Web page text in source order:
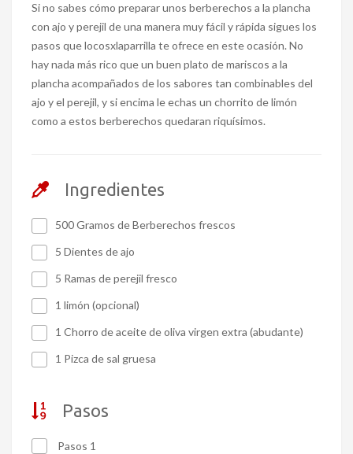
Si no sabes cómo preparar unos berberechos a la plancha
con ajo y perejil de una manera muy fácil y rápida sigues los
pasos que locosxlaparrilla te ofrece en este ocasión. No
hay nada más rico que un buen plato de mariscos a la
plancha acompañados de los sabores tan combinables del
ajo y el perejil, y si encima le echas un chorrito de limón
como a estos berberechos quedaran riquísimos.
Ingredientes
500 Gramos de Berberechos frescos
5 Dientes de ajo
5 Ramas de perejil fresco
1 limón (opcional)
1 Chorro de aceite de oliva virgen extra (abudante)
1 Pizca de sal gruesa
Pasos
Pasos 1